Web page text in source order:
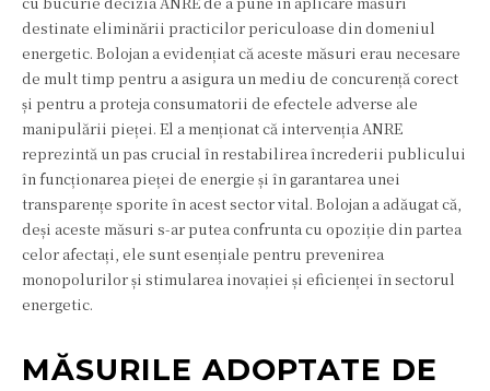
destinate eliminării practicilor periculoase din domeniul
energetic. Bolojan a evidențiat că aceste măsuri erau necesare
de mult timp pentru a asigura un mediu de concurență corect
și pentru a proteja consumatorii de efectele adverse ale
manipulării pieței. El a menționat că intervenția ANRE
reprezintă un pas crucial în restabilirea încrederii publicului
în funcționarea pieței de energie și în garantarea unei
transparențe sporite în acest sector vital. Bolojan a adăugat că,
deși aceste măsuri s-ar putea confrunta cu opoziție din partea
celor afectați, ele sunt esențiale pentru prevenirea
monopolurilor și stimularea inovației și eficienței în sectorul
energetic.
MĂSURILE ADOPTATE DE